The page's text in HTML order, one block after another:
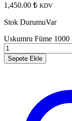
1,450.00 ₺ KDV
Stok DurumuVar
Uskumru Füme 1000
Sepete Ekle